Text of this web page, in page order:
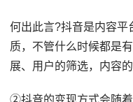
何出此言?抖音是内容平
质，不管什么时候都是
展、用户的筛选，内容
②抖音的变现方式会随